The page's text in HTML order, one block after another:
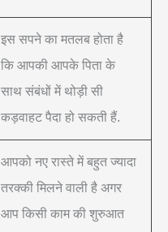
इस सपने का मतलब होता है
कि आपकी आपके पिता के
साथ संबंधों में थोड़ी सी
कड़वाहट पैदा हो सकती हैं.
आपको नए रास्ते में बहुत ज्यादा
तरक्की मिलने वाली है अगर
आप किसी काम की शुरुआत